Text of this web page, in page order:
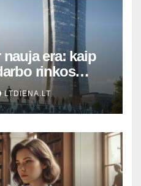
era: kaip
rinkos
LTDIENA.LT